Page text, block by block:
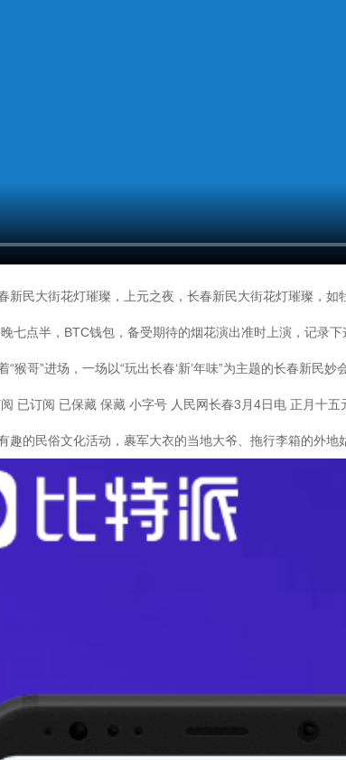
新民大街花灯璀璨，上元之夜，长春新民大街花灯璀璨，
七点半，BTC钱包，备受期待的烟花演出准时上演，记录
“猴哥”进场，一场以“玩出长春‘新’年味”为主题的长春新
已订阅 已保藏 保藏 小字号 人民网长春3月4日电 正月十
趣的民俗文化活动，裹军大衣的当地大爷、拖行李箱的外地